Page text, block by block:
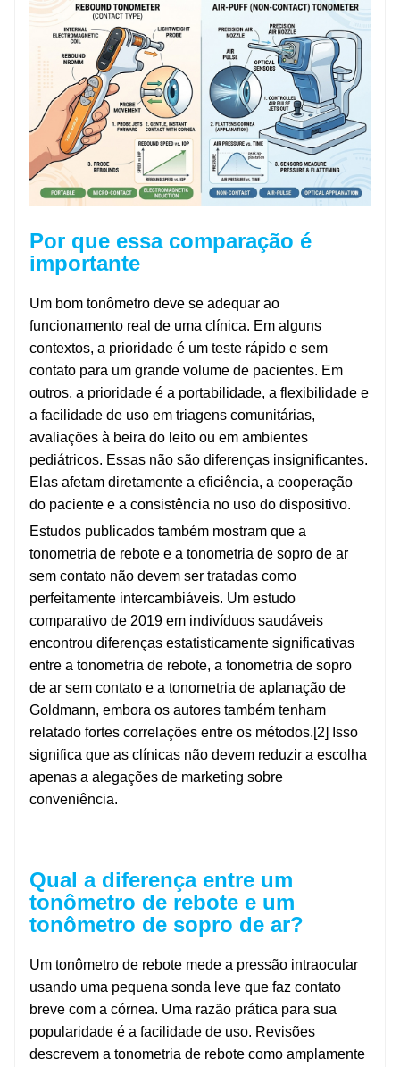
Por que essa comparação é
importante
Um bom tonômetro deve se adequar ao
funcionamento real de uma clínica. Em alguns
contextos, a prioridade é um teste rápido e sem
contato para um grande volume de pacientes. Em
outros, a prioridade é a portabilidade, a flexibilidade e
a facilidade de uso em triagens comunitárias,
avaliações à beira do leito ou em ambientes
pediátricos. Essas não são diferenças insignificantes.
Elas afetam diretamente a eficiência, a cooperação
do paciente e a consistência no uso do dispositivo.
Estudos publicados também mostram que a
tonometria de rebote e a tonometria de sopro de ar
sem contato não devem ser tratadas como
perfeitamente intercambiáveis. Um estudo
comparativo de 2019 em indivíduos saudáveis ​​
encontrou diferenças estatisticamente significativas
entre a tonometria de rebote, a tonometria de sopro
de ar sem contato e a tonometria de aplanação de
Goldmann, embora os autores também tenham
relatado fortes correlações entre os métodos.[2] Isso
significa que as clínicas não devem reduzir a escolha
apenas a alegações de marketing sobre
conveniência.
Qual a diferença entre um
tonômetro de rebote e um
tonômetro de sopro de ar?
Um tonômetro de rebote mede a pressão intraocular
usando uma pequena sonda leve que faz contato
breve com a córnea. Uma razão prática para sua
popularidade é a facilidade de uso. Revisões
descrevem a tonometria de rebote como amplamente